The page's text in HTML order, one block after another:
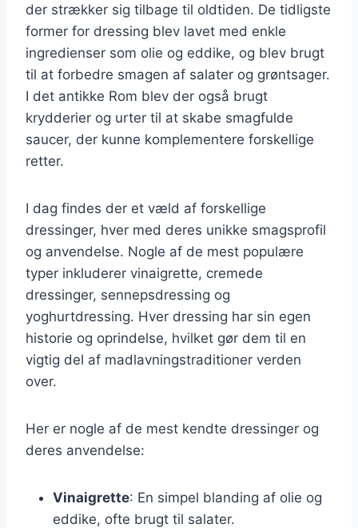
der strækker sig tilbage til oldtiden. De tidligste
former for dressing blev lavet med enkle
ingredienser som olie og eddike, og blev brugt
til at forbedre smagen af salater og grøntsager.
I det antikke Rom blev der også brugt
krydderier og urter til at skabe smagfulde
saucer, der kunne komplementere forskellige
retter.
I dag findes der et væld af forskellige
dressinger, hver med deres unikke smagsprofil
og anvendelse. Nogle af de mest populære
typer inkluderer vinaigrette, cremede
dressinger, sennepsdressing og
yoghurtdressing. Hver dressing har sin egen
historie og oprindelse, hvilket gør dem til en
vigtig del af madlavningstraditioner verden
over.
Her er nogle af de mest kendte dressinger og
deres anvendelse:
Vinaigrette: En simpel blanding af olie og
eddike, ofte brugt til salater.